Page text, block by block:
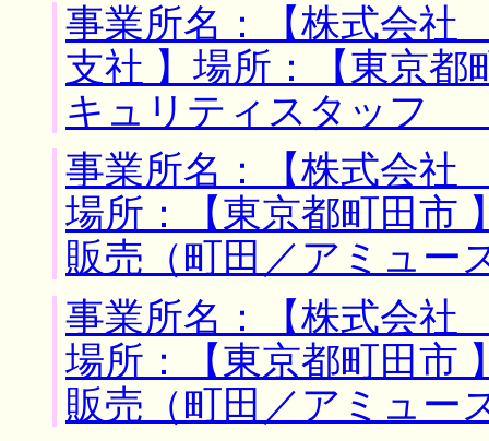
事業所名：【株式会
支社 】場所：【東京都
キュリティスタッフ
事業所名：【株式会
場所：【東京都町田市
販売（町田／アミュー
事業所名：【株式会
場所：【東京都町田市
販売（町田／アミュー